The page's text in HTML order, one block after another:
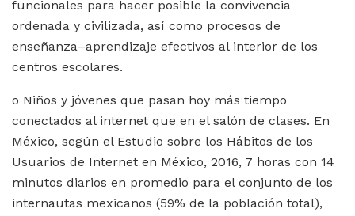
funcionales para hacer posible la convivencia
ordenada y civilizada, así como procesos de
enseñanza–aprendizaje efectivos al interior de los
centros escolares.
o Niños y jóvenes que pasan hoy más tiempo
conectados al internet que en el salón de clases. En
México, según el Estudio sobre los Hábitos de los
Usuarios de Internet en México, 2016, 7 horas con 14
minutos diarios en promedio para el conjunto de los
internautas mexicanos (59% de la población total),